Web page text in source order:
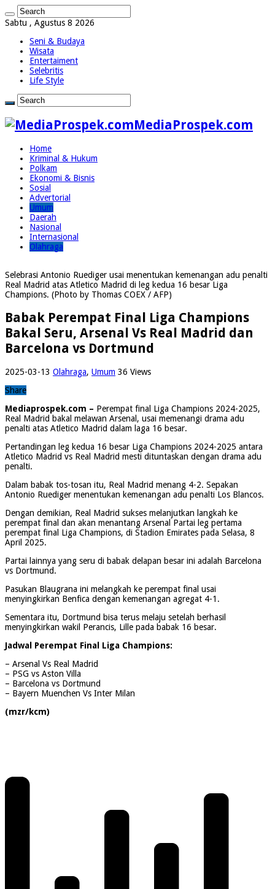
Sabtu , Agustus 8 2026
Seni & Budaya
Wisata
Entertaiment
Selebritis
Life Style
MediaProspek.com
Home
Kriminal & Hukum
Polkam
Ekonomi & Bisnis
Sosial
Advertorial
Umum
Daerah
Nasional
Internasional
Olahraga
Selebrasi Antonio Ruediger usai menentukan kemenangan adu penalti
Real Madrid atas Atletico Madrid di leg kedua 16 besar Liga
Champions. (Photo by Thomas COEX / AFP)
Babak Perempat Final Liga Champions
Bakal Seru, Arsenal Vs Real Madrid dan
Barcelona vs Dortmund
2025-03-13 Olahraga, Umum 36 Views
Share
Mediaprospek.com – Perempat final Liga Champions 2024-2025,
Real Madrid bakal melawan Arsenal, usai memenangi drama adu
penalti atas Atletico Madrid dalam laga 16 besar.
Pertandingan leg kedua 16 besar Liga Champions 2024-2025 antara
Atletico Madrid vs Real Madrid mesti dituntaskan dengan drama adu
penalti.
Dalam babak tos-tosan itu, Real Madrid menang 4-2. Sepakan
Antonio Ruediger menentukan kemenangan adu penalti Los Blancos.
Dengan demikian, Real Madrid sukses melanjutkan langkah ke
perempat final dan akan menantang Arsenal Partai leg pertama
perempat final Liga Champions, di Stadion Emirates pada Selasa, 8
April 2025.
Partai lainnya yang seru di babak delapan besar ini adalah Barcelona
vs Dortmund.
Pasukan Blaugrana ini melangkah ke perempat final usai
menyingkirkan Benfica dengan kemenangan agregat 4-1.
Sementara itu, Dortmund bisa terus melaju setelah berhasil
menyingkirkan wakil Perancis, Lille pada babak 16 besar.
Jadwal Perempat Final Liga Champions:
– Arsenal Vs Real Madrid
– PSG vs Aston Villa
– Barcelona vs Dortmund
– Bayern Muenchen Vs Inter Milan
(mzr/kcm)